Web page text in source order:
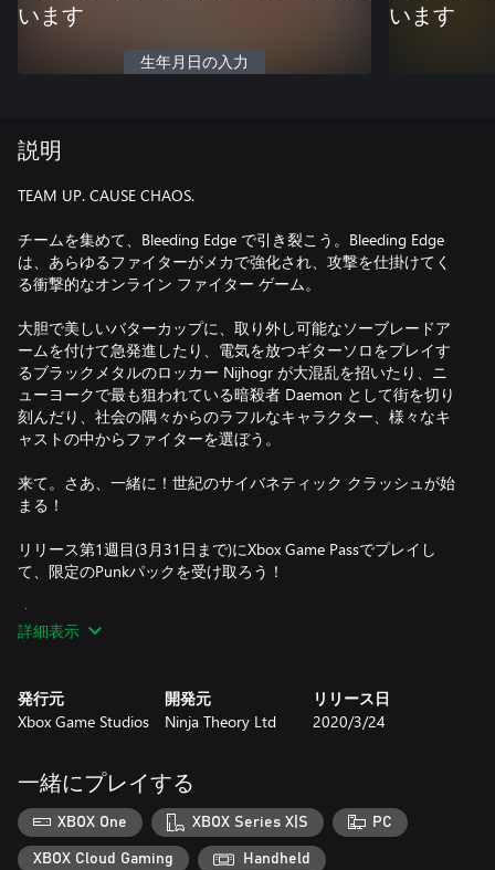
います
生年月日の入力
います
説明
TEAM UP. CAUSE CHAOS.
チームを集めて、Bleeding Edge で引き裂こう。Bleeding Edge
は、あらゆるファイターがメカで強化され、攻撃を仕掛けてく
る衝撃的なオンライン ファイター ゲーム。
大胆で美しいバターカップに、取り外し可能なソーブレードア
ームを付けて急発進したり、電気を放つギターソロをプレイす
るブラックメタルのロッカー Nijhogr が大混乱を招いたり、ニ
ューヨークで最も狙われている暗殺者 Daemon として街を切り
刻んだり、社会の隅々からのラフルなキャラクター、様々なキ
ャストの中からファイターを選ぼう。
来て。さあ、一緒に！世紀のサイバネティック クラッシュが始
まる！
リリース第1週目(3月31日まで)にXbox Game Passでプレイし
て、限定のPunkパックを受け取ろう！
止めるものは何もない
敵に立ち向かうためにチームメイトと協力しながら、敵を時間
グ、チームワークに報いる爽快なアクション。
アリーナでの危険を回避するために環境を利用し、混乱時に優
位に立とう。Buttercup のノコギリ刃で高電圧の電気柵に敵を倒
せ。攻撃する敵を、Makutu のショルダーバージで対向列車の
進路に投げこめ。Maeve の魔法の檻の中に不注意な敵を捕え、
彼らの足の下に猛火を放て。
詳細表示
発行元
Xbox Game Studios
開発元
Ninja Theory Ltd
リリース日
2020/3/24
一緒にプレイする
XBOX One XBOX Series X|S PC
XBOX Cloud Gaming Handheld